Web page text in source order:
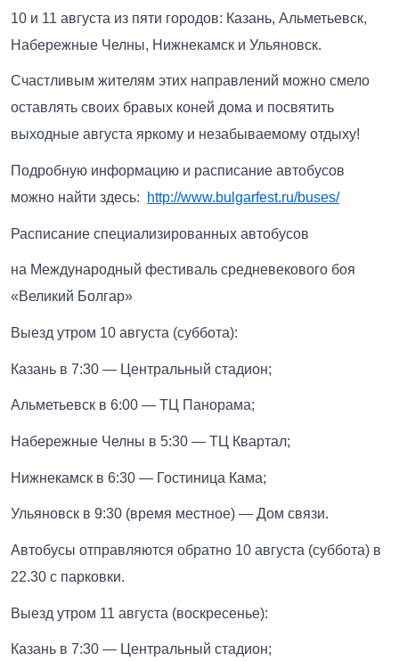
10 и 11 августа из пяти городов: Казань, Альметьевск,
Набережные Челны, Нижнекамск и Ульяновск.
Счастливым жителям этих направлений можно смело
оставлять своих бравых коней дома и посвятить
выходные августа яркому и незабываемому отдыху!
Подробную информацию и расписание автобусов
можно найти здесь:
http://www.bulgarfest.ru/buses/
Расписание специализированных автобусов
на Международный фестиваль средневекового боя
«Великий Болгар»
Выезд утром 10 августа (суббота):
Казань в 7:30 — Центральный стадион;
Альметьевск в 6:00 — ТЦ Панорама;
Набережные Челны в 5:30 — ТЦ Квартал;
Нижнекамск в 6:30 — Гостиница Кама;
Ульяновск в 9:30 (время местное) — Дом связи.
Автобусы отправляются обратно 10 августа (суббота) в
22.30 с парковки.
Выезд утром 11 августа (воскресенье):
Казань в 7:30 — Центральный стадион;